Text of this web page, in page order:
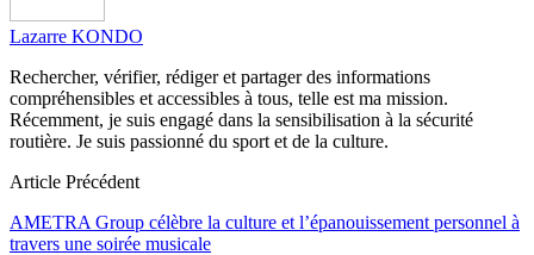
Lazarre KONDO
Rechercher, vérifier, rédiger et partager des informations
compréhensibles et accessibles à tous, telle est ma mission.
Récemment, je suis engagé dans la sensibilisation à la sécurité
routière. Je suis passionné du sport et de la culture.
Article Précédent
AMETRA Group célèbre la culture et l’épanouissement personnel à
travers une soirée musicale